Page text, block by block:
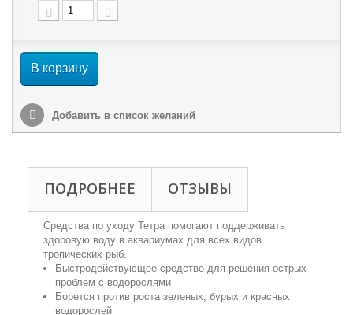
В корзину
Добавить в список желаний
ПОДРОБНЕЕ ОТЗЫВЫ
Средства по уходу Тетра помогают поддерживать
здоровую воду в аквариумах для всех видов
тропических рыб.
Быстродействующее средство для решения острых
проблем с водорослями
Борется против роста зеленых, бурых и красных
водорослей